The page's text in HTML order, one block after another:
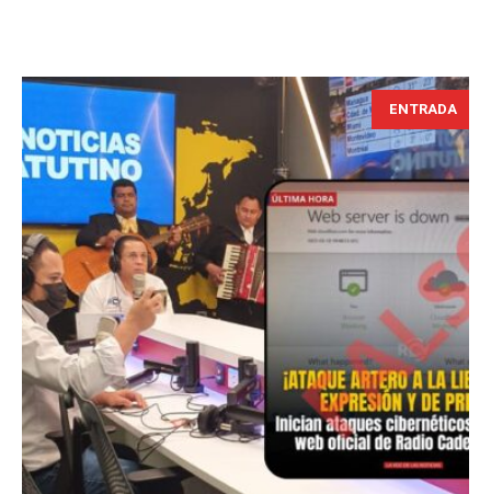
ENTRADA